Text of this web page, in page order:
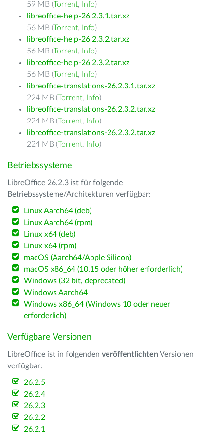
59 MB (Torrent, Info)
libreoffice-help-26.2.3.1.tar.xz
56 MB (Torrent, Info)
libreoffice-help-26.2.3.2.tar.xz
56 MB (Torrent, Info)
libreoffice-help-26.2.3.2.tar.xz
56 MB (Torrent, Info)
libreoffice-translations-26.2.3.1.tar.xz
224 MB (Torrent, Info)
libreoffice-translations-26.2.3.2.tar.xz
224 MB (Torrent, Info)
libreoffice-translations-26.2.3.2.tar.xz
224 MB (Torrent, Info)
Betriebssysteme
LibreOffice 26.2.3 ist für folgende
Betriebssysteme/Architekturen verfügbar:
Linux Aarch64 (deb)
Linux Aarch64 (rpm)
Linux x64 (deb)
Linux x64 (rpm)
macOS (Aarch64/Apple Silicon)
macOS x86_64 (10.15 oder höher erforderlich)
Windows (32 bit, deprecated)
Windows Aarch64
Windows x86_64 (Windows 10 oder neuer
erforderlich)
Verfügbare Versionen
LibreOffice ist in folgenden veröffentlichten Versionen
verfügbar:
26.2.5
26.2.4
26.2.3
26.2.2
26.2.1